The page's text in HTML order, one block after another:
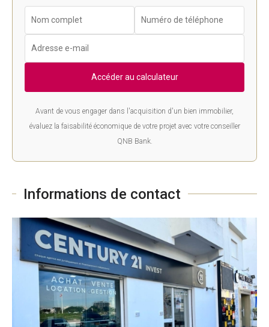
Accéder au calculateur
Avant de vous engager dans l'acquisition d'un bien immobilier,
évaluez la faisabilité économique de votre projet avec votre conseiller
QNB Bank.
Informations de contact